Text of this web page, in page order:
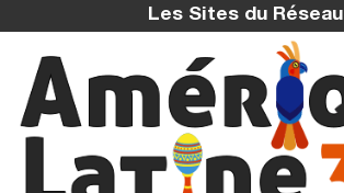
Les Sites du Réseau